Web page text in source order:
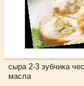
сыра 2-3 зубчика
масла